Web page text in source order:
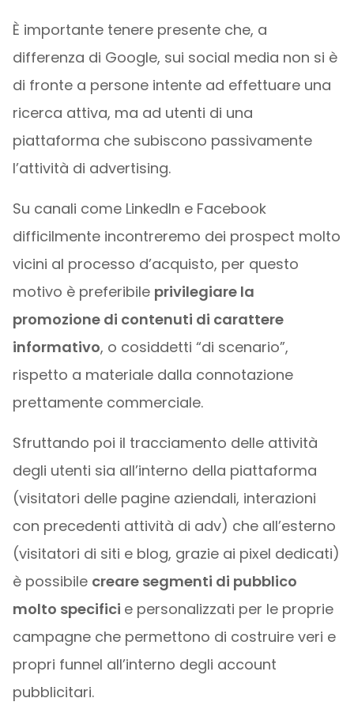
È importante tenere presente che, a
differenza di Google, sui social media non si è
di fronte a persone intente ad effettuare una
ricerca attiva, ma ad utenti di una
piattaforma che subiscono passivamente
l’attività di advertising.
Su canali come LinkedIn e Facebook
difficilmente incontreremo dei prospect molto
vicini al processo d’acquisto, per questo
motivo è preferibile privilegiare la
promozione di contenuti di carattere
informativo, o cosiddetti “di scenario”,
rispetto a materiale dalla connotazione
prettamente commerciale.
Sfruttando poi il tracciamento delle attività
degli utenti sia all’interno della piattaforma
(visitatori delle pagine aziendali, interazioni
con precedenti attività di adv) che all’esterno
(visitatori di siti e blog, grazie ai pixel dedicati)
è possibile creare segmenti di pubblico
molto specifici e personalizzati per le proprie
campagne che permettono di costruire veri e
propri funnel all’interno degli account
pubblicitari.